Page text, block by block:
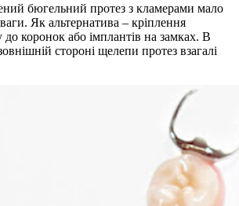
бюгельний протез з кламерами мало
Як альтернатива – кріплення
коронок або імплантів на замках. В
стороні щелепи протез взагалі